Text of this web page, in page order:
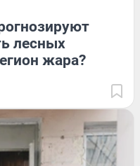
лесных
жара?